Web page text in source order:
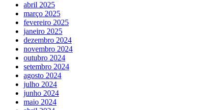
abril 2025
março 2025
fevereiro 2025
janeiro 2025
dezembro 2024
novembro 2024
outubro 2024
setembro 2024
agosto 2024
julho 2024
junho 2024
maio 2024